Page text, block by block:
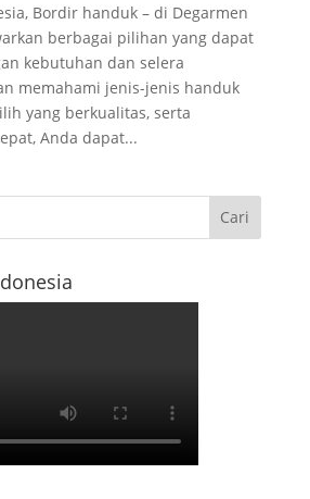
Bordir handuk – di Degarmen
berbagai pilihan yang dapat
kebutuhan dan selera
memahami jenis-jenis handuk
yang berkualitas, serta
Anda dapat...